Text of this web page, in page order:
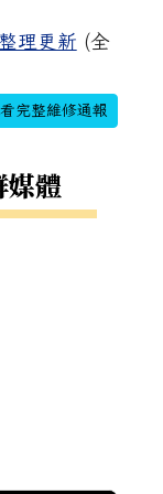
理更新 (全
完整維修通報
媒體